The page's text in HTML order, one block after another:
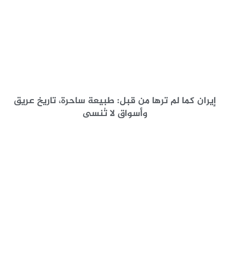
إيران كما لم ترها من قبل: طبيعة ساحرة، تاريخ عريق
وأسواق لا تُنسى